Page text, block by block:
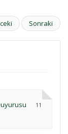
Sonraki
11